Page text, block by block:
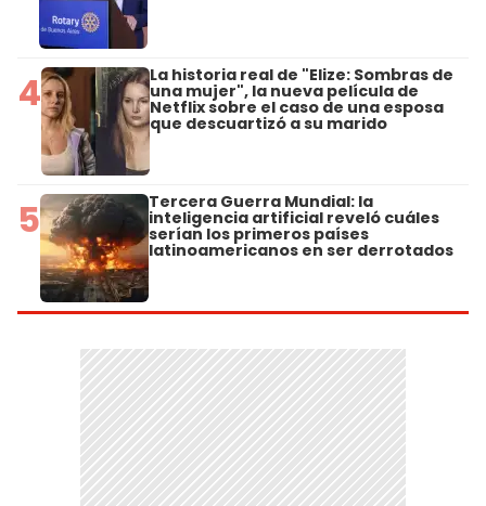
4 La historia real de "Elize: Sombras de
una mujer", la nueva película de
Netflix sobre el caso de una esposa
que descuartizó a su marido
5 Tercera Guerra Mundial: la
inteligencia artificial reveló cuáles
serían los primeros países
latinoamericanos en ser derrotados